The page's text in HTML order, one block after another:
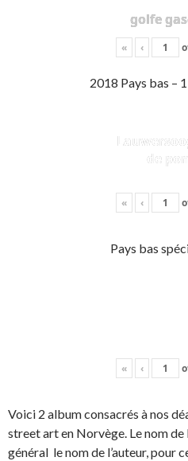
golfe
« ‹
2018 Pays bas –
de
« ‹
Pays bas
« ‹
Voici 2 album consacrés à nos
street art en Norvège. Le nom
général le nom de l’auteur, pour